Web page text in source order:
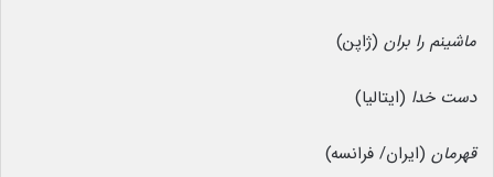
ماشینم را بران (ژاپن)
دست خدا (ایتالیا)
قهرمان (ایران/ فرانسه)